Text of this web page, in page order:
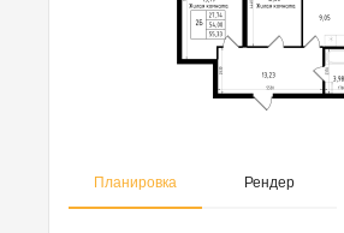
Планировка Рендер